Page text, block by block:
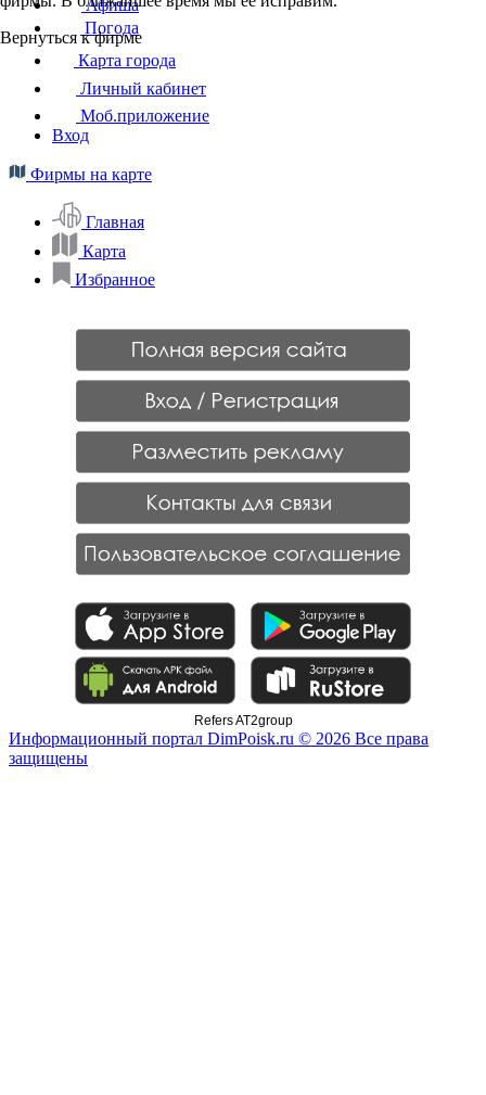
Вернуться к фирме
Афиша
Погода
Карта города
Личный кабинет
Моб.приложение
Вход
Фирмы на карте
Главная
Карта
Избранное
Refers AT2group
Информационный портал DimPoisk.ru © 2026 Все права
защищены